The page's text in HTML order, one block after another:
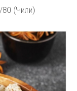
(Чили)